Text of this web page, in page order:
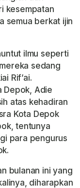
kesempatan
semua berkat ijin
ilmu seperti
sedang
Rif’ai.
Depok, Adie
atas kehadiran
Kota Depok
tentunya
para pengurus
bulanan ini yang
diharapkan